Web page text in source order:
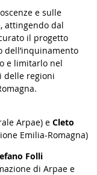
e sulle
attingendo dal
il progetto
dell’inquinamento
e limitarlo nel
delle regioni
Arpae) e Cleto
Emilia-Romagna)
Folli
di Arpae e